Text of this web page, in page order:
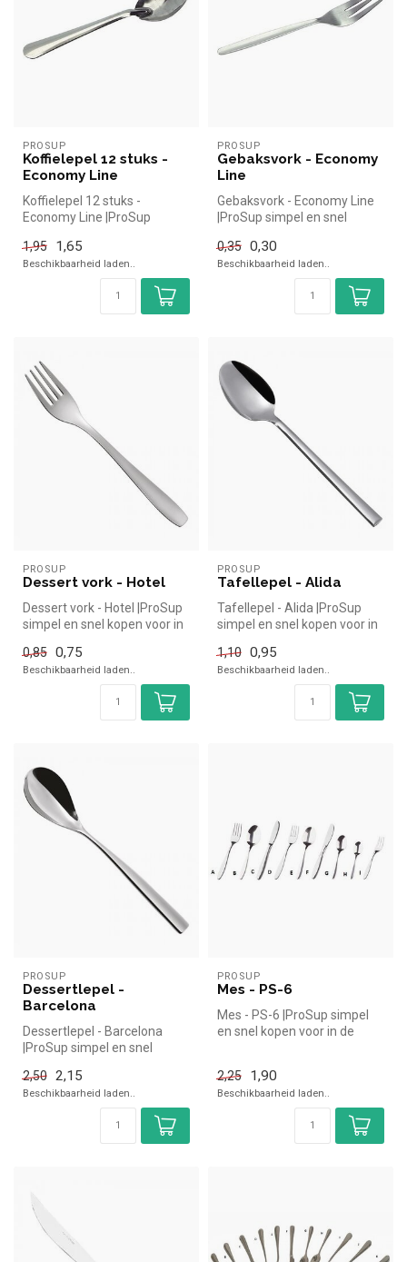
PROSUP
Koffielepel 12 stuks -
Economy Line
Koffielepel 12 stuks -
Economy Line |ProSup
de hore...
1,95 1,65
Beschikbaarheid laden..
PROSUP
Gebaksvork - Economy
Line
Gebaksvork - Economy Line
|ProSup simpel en snel
Overzi...
0,35 0,30
Beschikbaarheid laden..
PROSUP
Dessert vork - Hotel
Dessert vork - Hotel |ProSup
simpel en snel kopen voor in
0,85 0,75
Beschikbaarheid laden..
PROSUP
Tafellepel - Alida
Tafellepel - Alida |ProSup
simpel en snel kopen voor in
1,10 0,95
Beschikbaarheid laden..
PROSUP
Dessertlepel -
Barcelona
Dessertlepel - Barcelona
|ProSup simpel en snel
Overzic...
2,50 2,15
Beschikbaarheid laden..
PROSUP
Mes - PS-6
Mes - PS-6 |ProSup simpel
en snel kopen voor in de
2,25
1,90
Beschikbaarheid laden..